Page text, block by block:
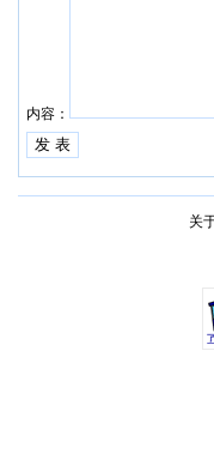
内容：
关